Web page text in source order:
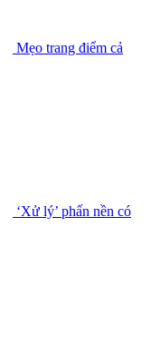
Mẹo trang điểm cả
‘Xử lý’ phấn nền có